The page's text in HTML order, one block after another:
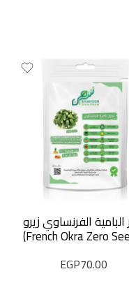
البامية الفرنساوي زيرو
EGP70.00